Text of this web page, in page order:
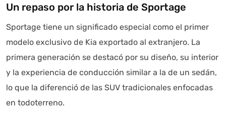
Un repaso por la historia de Sportage
Sportage tiene un significado especial como el primer
modelo exclusivo de Kia exportado al extranjero. La
primera generación se destacó por su diseño, su interior
y la experiencia de conducción similar a la de un sedán,
lo que la diferenció de las SUV tradicionales enfocadas
en todoterreno.